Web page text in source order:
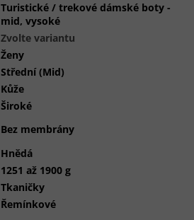
Turistické / trekové dámské boty -
mid, vysoké
Zvolte variantu
Ženy
Střední (Mid)
Kůže
Široké
Bez membrány
Hnědá
1251 až 1900 g
Tkaničky
Řemínkové